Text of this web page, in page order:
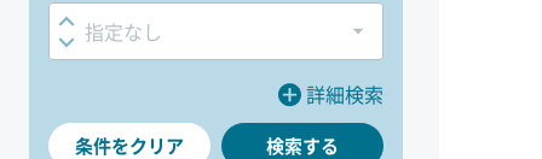
Choose a grade:
指定なし
詳細検索
条件をクリア 検索する